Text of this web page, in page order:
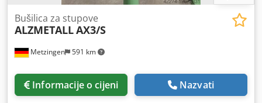
(700 x 650 x 40 mm) s preciznim podešavanjem visine
Potreban prostor D x Š x V 1200 x 700 x 2530 mm Težina
cca 1000 kg. dobro stanje
Metzingen 591 km
Bušilica za stupove
ALZMETALLAX3/S
Informacije o cijeni Nazvati